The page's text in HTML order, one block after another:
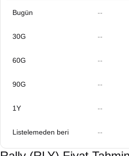
Bugün --
30G --
60G --
90G --
1Y --
Listelemeden beri --